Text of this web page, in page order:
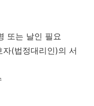
또는 날인 필요
(법정대리인)의 서